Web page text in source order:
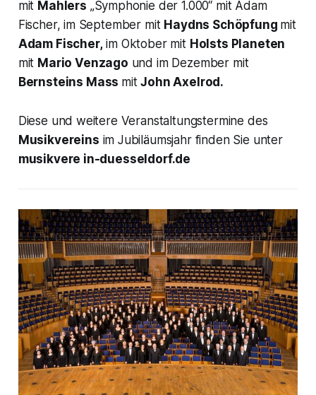
mit Mahlers „Symphonie der 1.000“ mit Adam
Fischer, im September mit Haydns Schöpfung mit
Adam Fischer,im Oktober mit Holsts Planeten
mit Mario Venzago und im Dezember mit
Bernsteins Mass mitJohn Axelrod.
Diese und weitere Veranstaltungstermine des
Musikvereins im Jubiläumsjahr finden Sie unter
musikvere in-duesseldorf.de